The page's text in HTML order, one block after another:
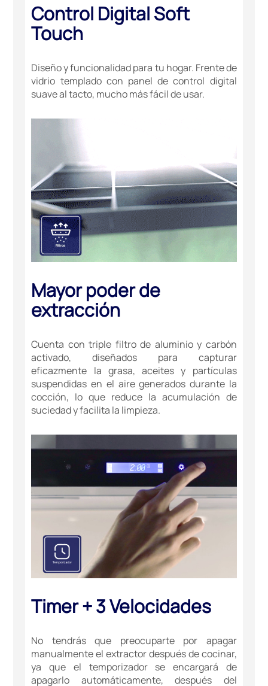
Control Digital Soft
Touch
Diseño y funcionalidad para tu hogar. Frente de
vidrio templado con panel de control digital
suave al tacto, mucho más fácil de usar.
Mayor poder de
extracción
Cuenta con triple filtro de aluminio y carbón
activado, diseñados para capturar
eficazmente la grasa, aceites y partículas
suspendidas en el aire generados durante la
cocción, lo que reduce la acumulación de
suciedad y facilita la limpieza.
Timer + 3 Velocidades
No tendrás que preocuparte por apagar
manualmente el extractor después de cocinar,
ya que el temporizador se encargará de
apagarlo automáticamente, después del